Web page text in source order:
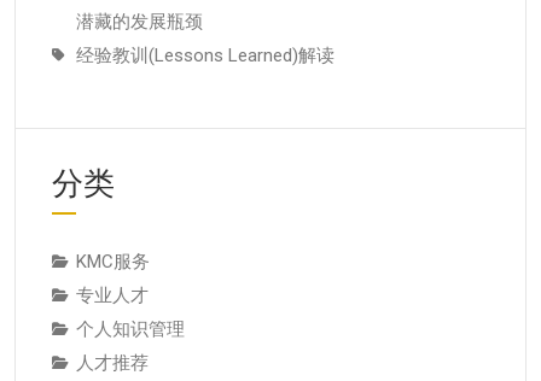
潜藏的发展瓶颈
经验教训(Lessons Learned)解读
分类
KMC服务
专业人才
个人知识管理
人才推荐